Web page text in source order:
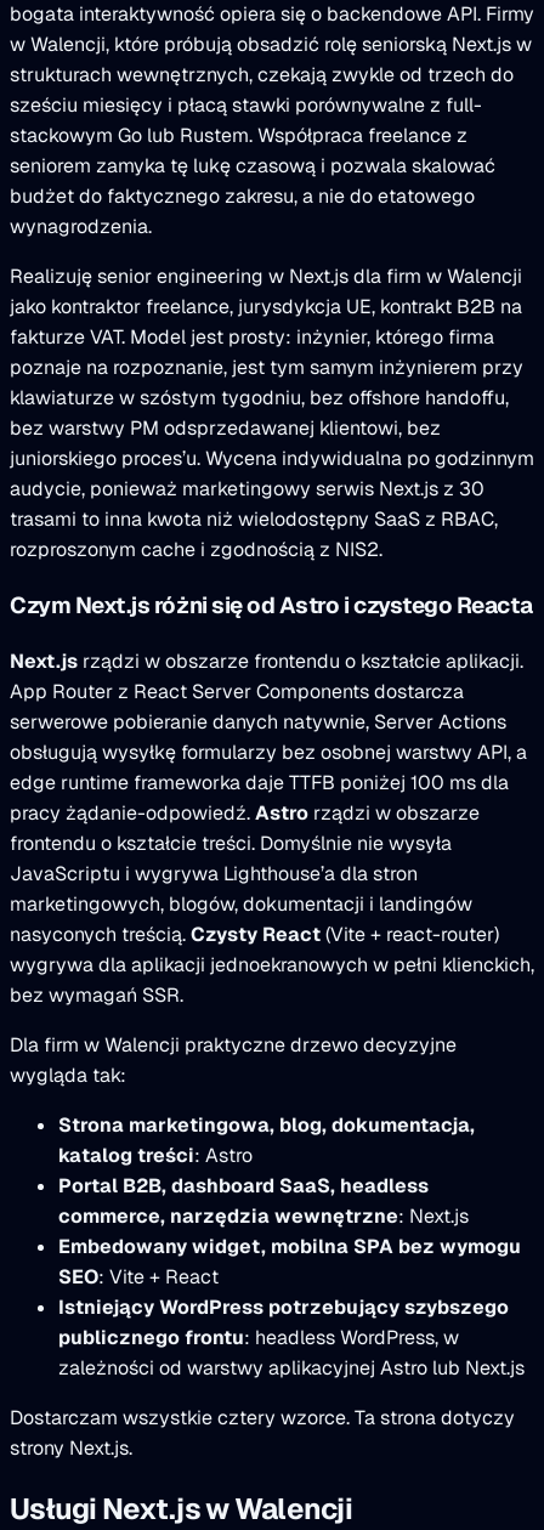
bogata interaktywność opiera się o backendowe API. Firmy
w Walencji, które próbują obsadzić rolę seniorską Next.js w
strukturach wewnętrznych, czekają zwykle od trzech do
sześciu miesięcy i płacą stawki porównywalne z full-
stackowym Go lub Rustem. Współpraca freelance z
seniorem zamyka tę lukę czasową i pozwala skalować
budżet do faktycznego zakresu, a nie do etatowego
wynagrodzenia.
Realizuję senior engineering w Next.js dla firm w Walencji
jako kontraktor freelance, jurysdykcja UE, kontrakt B2B na
fakturze VAT. Model jest prosty: inżynier, którego firma
poznaje na rozpoznanie, jest tym samym inżynierem przy
klawiaturze w szóstym tygodniu, bez offshore handoffu,
bez warstwy PM odsprzedawanej klientowi, bez
juniorskiego proces’u. Wycena indywidualna po godzinnym
audycie, ponieważ marketingowy serwis Next.js z 30
trasami to inna kwota niż wielodostępny SaaS z RBAC,
rozproszonym cache i zgodnością z NIS2.
Czym Next.js różni się od Astro i czystego Reacta
Next.js rządzi w obszarze frontendu o kształcie aplikacji.
App Router z React Server Components dostarcza
serwerowe pobieranie danych natywnie, Server Actions
obsługują wysyłkę formularzy bez osobnej warstwy API, a
edge runtime frameworka daje TTFB poniżej 100 ms dla
pracy żądanie-odpowiedź.Astro rządzi w obszarze
frontendu o kształcie treści. Domyślnie nie wysyła
JavaScriptu i wygrywa Lighthouse’a dla stron
marketingowych, blogów, dokumentacji i landingów
nasyconych treścią.Czysty React(Vite + react-router)
wygrywa dla aplikacji jednoekranowych w pełni klienckich,
bez wymagań SSR.
Dla firm w Walencji praktyczne drzewo decyzyjne
wygląda tak:
Strona marketingowa, blog, dokumentacja,
katalog treści: Astro
Portal B2B, dashboard SaaS, headless
commerce, narzędzia wewnętrzne: Next.js
Embedowany widget, mobilna SPA bez wymogu
SEO: Vite + React
Istniejący WordPress potrzebujący szybszego
publicznego frontu: headless WordPress, w
zależności od warstwy aplikacyjnej Astro lub Next.js
Dostarczam wszystkie cztery wzorce. Ta strona dotyczy
strony Next.js.
Usługi Next.js w Walencji